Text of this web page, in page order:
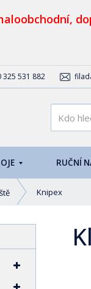
325 531 882
RUČNÍ
Knipex